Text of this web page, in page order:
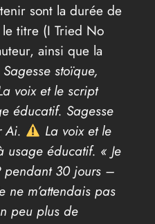
sont la durée de
titre (I Tried No
ainsi que la
Sagesse stoïque,
voix et le script
éducatif. Sagesse
Ai.
La voix et le
usage éducatif. « Je
pendant 30 jours –
ne m’attendais pas
peu plus de